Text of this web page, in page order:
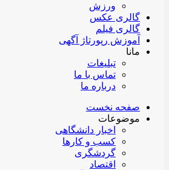
ورزش
گالری عکس
گالری فیلم
آموزش رپورتاژ آگهی
مانا
تبلیغات
تماس با ما
درباره ما
صفحه نخست
موضوعات
اخبار دانشگاهی
کسب و کارها
گردشگری
اقتصاد